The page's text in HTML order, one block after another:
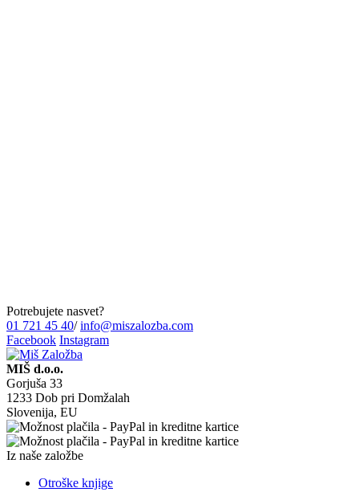
Potrebujete nasvet?
01 721 45 40/ info@miszalozba.com
Facebook Instagram
MIŠ d.o.o.
Gorjuša 33
1233 Dob pri Domžalah
Slovenija, EU
Iz naše založbe
Otroške knjige